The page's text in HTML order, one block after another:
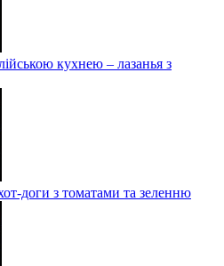
кухнею – лазанья з
доги з томатами та зеленню